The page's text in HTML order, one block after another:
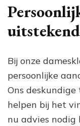
Bij onze
persoonlijke
Ons
helpen bij het
nu advies nodig